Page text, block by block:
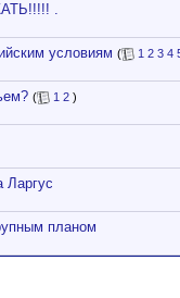
.
условиям ( 1 2 3 4
( 1 2 )
Ларгус
планом